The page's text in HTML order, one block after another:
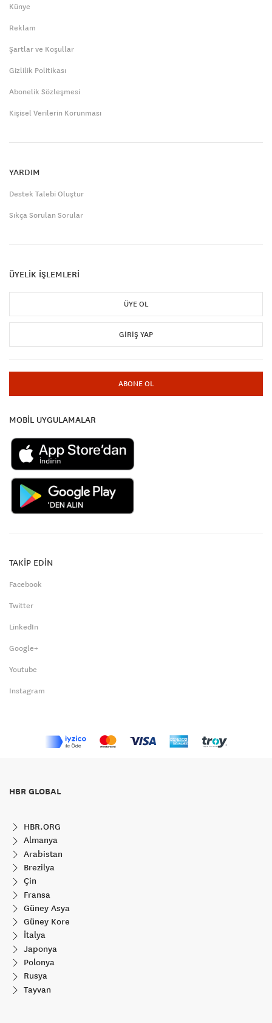
Künye
Reklam
Şartlar ve Koşullar
Gizlilik Politikası
Abonelik Sözleşmesi
Kişisel Verilerin Korunması
YARDIM
Destek Talebi Oluştur
Sıkça Sorulan Sorular
ÜYELİK İŞLEMLERİ
ÜYE OL
GIRIŞ YAP
ABONE OL
MOBİL UYGULAMALAR
TAKİP EDİN
Facebook
Twitter
LinkedIn
Google+
Youtube
Instagram
HBR GLOBAL
HBR.ORG
Almanya
Arabistan
Brezilya
Çin
Fransa
Güney Asya
Güney Kore
İtalya
Japonya
Polonya
Rusya
Tayvan